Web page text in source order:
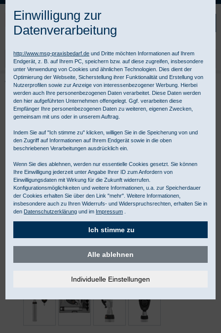
Praxisbedarf Shop Diagnostik Allgemeine Diagnostik
HNO Diagnostik
Kombinierte Diagnostik-Sets
HEINE BETA LED 2,5 V Kombinierte Diagnostik Set
Einwilligung zur
Datenverarbeitung
http://www.msg-praxisbedarf.de und Dritte möchten Informationen auf Ihrem
Endgerät, z. B. auf Ihrem PC, speichern bzw. auf diese zugreifen, insbesondere
unter Verwendung von Cookies und ähnlichen Technologien. Dies dient der
Optimierung der Webseite, Sicherstellung ihrer Funktionalität und Erstellung von
Nutzerprofilen sowie zur Anzeige von interessenbezogener Werbung. Hierbei
werden auch Ihre personenbezogenen Daten verarbeitet. Diese Daten werden
den hier aufgeführten Unternehmen offengelegt. Ggf. verarbeiten diese
Empfänger Ihre personenbezogenen Daten zu weiteren, eigenen Zwecken,
gemeinsam mit uns oder in unserem Auftrag.
Indem Sie auf "Ich stimme zu" klicken, willigen Sie in die Speicherung von und
den Zugriff auf Informationen auf Ihrem Endgerät sowie in die oben
beschriebenen Verarbeitungen ausdrücklich ein.
Wenn Sie dies ablehnen, werden nur essentielle Cookies gesetzt. Sie können
Ihre Einwilligung jederzeit unter Angabe Ihrer ID zum Anfordern von
Einwilligungsdaten mit Wirkung für die Zukunft widerrufen.
Konfigurationsmöglichkeiten und weitere Informationen, u.a. zur Speicherdauer
der Cookies erhalten Sie über den Link "mehr". Weitere Informationen,
insbesondere auch zu Ihren Widerrufs- und Widerspruchsrechten, erhalten Sie in
den Datenschutzerklärung und im Impressum
Ich stimme zu
Alle ablehnen